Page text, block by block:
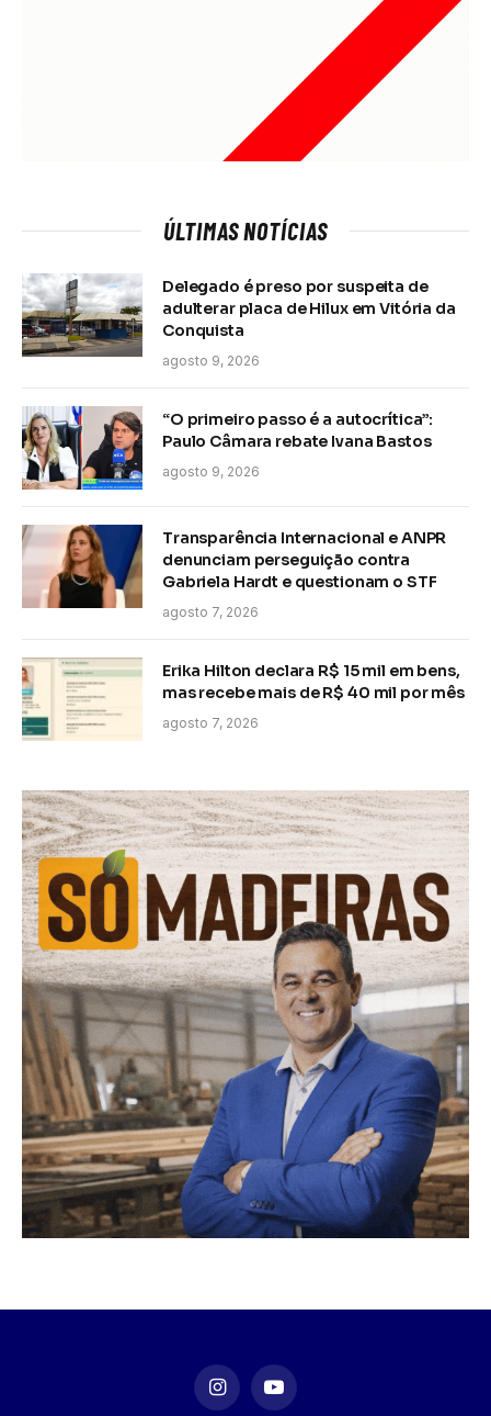
ÚLTIMAS NOTÍCIAS
Delegado é preso por suspeita de
adulterar placa de Hilux em Vitória da
Conquista
agosto 9, 2026
“O primeiro passo é a autocrítica”:
Paulo Câmara rebate Ivana Bastos
agosto 9, 2026
Transparência Internacional e ANPR
denunciam perseguição contra
Gabriela Hardt e questionam o STF
agosto 7, 2026
Erika Hilton declara R$ 15 mil em bens,
mas recebe mais de R$ 40 mil por mês
agosto 7, 2026
InstagramYouTube